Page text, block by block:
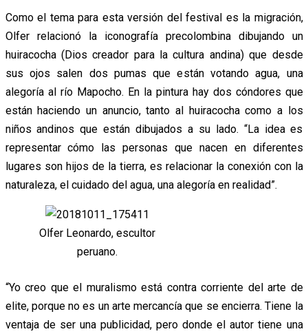
Como el tema para esta versión del festival es la migración,
Olfer relacionó la iconografía precolombina dibujando un
huiracocha (Dios creador para la cultura andina) que desde
sus ojos salen dos pumas que están votando agua, una
alegoría al río Mapocho. En la pintura hay dos cóndores que
están haciendo un anuncio, tanto al huiracocha como a los
niños andinos que están dibujados a su lado. “La idea es
representar cómo las personas que nacen en diferentes
lugares son hijos de la tierra, es relacionar la conexión con la
naturaleza, el cuidado del agua, una alegoría en realidad”.
Olfer Leonardo, escultor
peruano.
“Yo creo que el muralismo está contra corriente del arte de
elite, porque no es un arte mercancía que se encierra. Tiene la
ventaja de ser una publicidad, pero donde el autor tiene una